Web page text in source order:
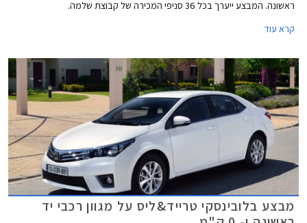
ראשונה. המבצע ייערך בכל 36 סניפי המכירה של קבוצת שלמה.
קרא עוד
מבצע בלובינסקי טרייד&ליס על מגוון רכבי יד